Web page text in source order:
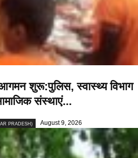
शुरू:पुलिस, स्वास्थ्य विभाग
संस्थाएं...
PRADESH) August 9, 2026